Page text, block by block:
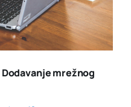
mrežnog